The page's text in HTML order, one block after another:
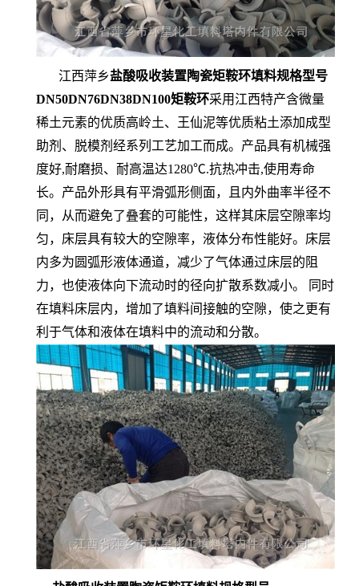
江西萍乡盐酸吸收装置陶瓷矩鞍环填料规格型号
DN50DN76DN38DN100矩鞍环采用江西特产含微量
稀土元素的优质高岭土、王仙泥等优质粘土添加成型
助剂、脱模剂经系列工艺加工而成。产品具有机械强
度好,耐磨损、耐高温达1280℃.抗热冲击,使用寿命
长。产品外形具有平滑弧形侧面，且内外曲率半径不
同，从而避免了叠套的可能性，这样其床层空隙率均
匀，床层具有较大的空隙率，液体分布性能好。床层
内多为圆弧形液体通道，减少了气体通过床层的阻
力，也使液体向下流动时的径向扩散系数减小。 同时
在填料床层内，增加了填料间接触的空隙，使之更有
利于气体和液体在填料中的流动和分散。